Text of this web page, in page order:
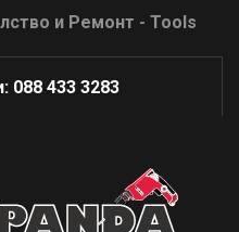
и Ремонт - Tools
088 433 3283